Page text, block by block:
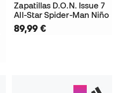
Zapatillas D.O.N. Issue 7
All-Star Spider-Man Niño
89,99 €